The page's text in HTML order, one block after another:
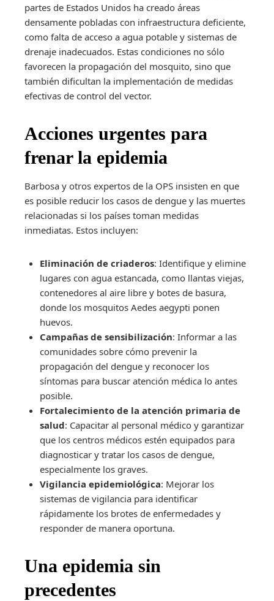
partes de Estados Unidos ha creado áreas
densamente pobladas con infraestructura deficiente,
como falta de acceso a agua potable y sistemas de
drenaje inadecuados. Estas condiciones no sólo
favorecen la propagación del mosquito, sino que
también dificultan la implementación de medidas
efectivas de control del vector.
Acciones urgentes para
frenar la epidemia
Barbosa y otros expertos de la OPS insisten en que
es posible reducir los casos de dengue y las muertes
relacionadas si los países toman medidas
inmediatas. Estos incluyen:
Eliminación de criaderos: Identifique y elimine
lugares con agua estancada, como llantas viejas,
contenedores al aire libre y botes de basura,
donde los mosquitos Aedes aegypti ponen
huevos.
Campañas de sensibilización: Informar a las
comunidades sobre cómo prevenir la
propagación del dengue y reconocer los
síntomas para buscar atención médica lo antes
posible.
Fortalecimiento de la atención primaria de
salud: Capacitar al personal médico y garantizar
que los centros médicos estén equipados para
diagnosticar y tratar los casos de dengue,
especialmente los graves.
Vigilancia epidemiológica: Mejorar los
sistemas de vigilancia para identificar
rápidamente los brotes de enfermedades y
responder de manera oportuna.
Una epidemia sin
precedentes